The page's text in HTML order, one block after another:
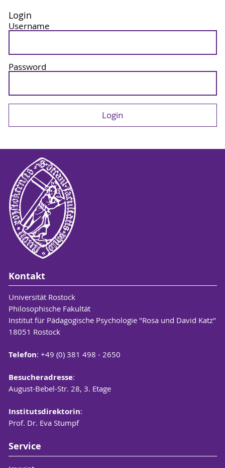
Login
Username
Password
Kontakt
Universität Rostock
Philosophische Fakultät
Institut für Pädagogische Psychologie "Rosa und David Katz"
18051 Rostock
Telefon: +49 (0) 381 498 - 2650
Besucheradresse:
August-Bebel-Str. 28, 3. Etage
Institutsdirektorin:
Prof. Dr. Eva Stumpf
Service